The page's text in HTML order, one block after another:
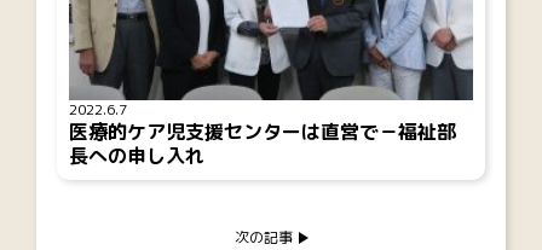
2022.6.7
医療的ケア児支援センターは直営で－福祉部
長への申し入れ
次の記事